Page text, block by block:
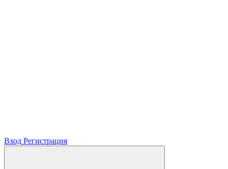
Вход Регистрация